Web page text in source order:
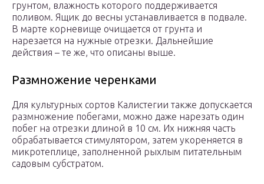
грунтом, влажность которого поддерживается
поливом. Ящик до весны устанавливается в подвале.
В марте корневище очищается от грунта и
нарезается на нужные отрезки. Дальнейшие
действия – те же, что описаны выше.
Размножение черенками
Для культурных сортов Калистегии также допускается
размножение побегами, можно даже нарезать один
побег на отрезки длиной в 10 см. Их нижняя часть
обрабатывается стимулятором, затем укореняется в
микротеплице, заполненной рыхлым питательным
садовым субстратом.